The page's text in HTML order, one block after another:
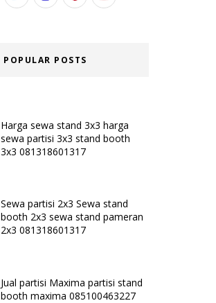
POPULAR POSTS
Harga sewa stand 3x3 harga
sewa partisi 3x3 stand booth
3x3 081318601317
Sewa partisi 2x3 Sewa stand
booth 2x3 sewa stand pameran
2x3 081318601317
Jual partisi Maxima partisi stand
booth maxima 085100463227